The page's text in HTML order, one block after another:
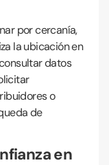
por cercanía,
la ubicación en
datos
o
de
en